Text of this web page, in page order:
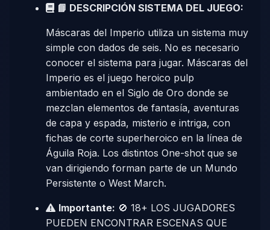
📘 DESCRIPCIÓN SISTEMA DEL JUEGO:
Máscaras del Imperio utiliza un sistema muy
simple con dados de seis. No es necesario
conocer el sistema para jugar. Máscaras del
Imperio es el juego heroico pulp
ambientado en el Siglo de Oro donde se
mezclan elementos de fantasía, aventuras
de capa y espada, misterio e intriga, con
fichas de corte superheroico en la línea de
Águila Roja. Los distintos One-shot que se
van dirigiendo forman parte de un Mundo
Persistente o West March.
Importante: 🚫 18+ LOS JUGADORES
PUEDEN ENCONTRAR ESCENAS QUE